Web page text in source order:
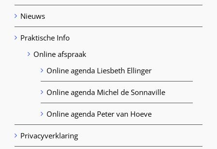
Nieuws
Praktische Info
Online afspraak
Online agenda Liesbeth Ellinger
Online agenda Michel de Sonnaville
Online agenda Peter van Hoeve
Privacyverklaring